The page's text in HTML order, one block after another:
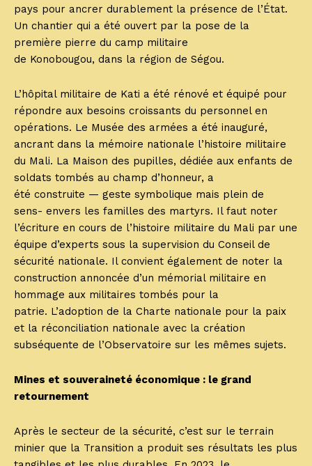
pays pour ancrer durablement la présence de l’État.
Un chantier qui a été ouvert par la pose de la
première pierre du camp militaire
de Konobougou, dans la région de Ségou.
L’hôpital militaire de Kati a été rénové et équipé pour
répondre aux besoins croissants du personnel en
opérations. Le Musée des armées a été inauguré,
ancrant dans la mémoire nationale l’histoire militaire
du Mali. La Maison des pupilles, dédiée aux enfants de
soldats tombés au champ d’honneur, a
été construite — geste symbolique mais plein de
sens- envers les familles des martyrs. Il faut noter
l’écriture en cours de l’histoire militaire du Mali par une
équipe d’experts sous la supervision du Conseil de
sécurité nationale. Il convient également de noter la
construction annoncée d’un mémorial militaire en
hommage aux militaires tombés pour la
patrie. L’adoption de la Charte nationale pour la paix
et la réconciliation nationale avec la création
subséquente de l’Observatoire sur les mêmes sujets.
Mines et souveraineté économique : le grand
retournement
Après le secteur de la sécurité, c’est sur le terrain
minier que la Transition a produit ses résultats les plus